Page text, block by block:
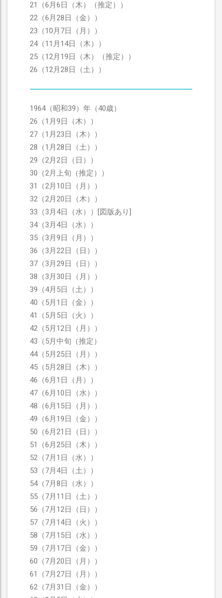
21（6月6日（木）（推定））
22（6月28日（金））
23（10月7日（月））
24（11月14日（木））
25（12月19日（木）（推定））
26（12月28日（土））
1964（昭和39）年（40歳）
26（1月9日（木））
27（1月23日（木））
28（1月28日（土））
29（2月2日（日））
30（2月上旬（推定））
31（2月10日（月））
32（2月20日（木））
33（3月4日（水））[図版あり]
34（3月4日（水））
35（3月9日（月））
36（3月22日（日））
37（3月29日（日））
38（3月30日（月））
39（4月5日（土））
40（5月1日（金））
41（5月5日（火））
42（5月12日（月））
43（5月中旬（推定）
44（5月25日（月））
45（5月28日（木））
46（6月1日（月））
47（6月10日（水））
48（6月15日（月））
49（6月19日（金））
50（6月21日（日））
51（6月25日（木））
52（7月1日（水））
53（7月4日（土））
54（7月8日（水））
55（7月11日（土））
56（7月12日（日））
57（7月14日（火））
58（7月15日（水））
59（7月17日（金））
60（7月20日（月））
61（7月27日（月））
62（7月31日（金））